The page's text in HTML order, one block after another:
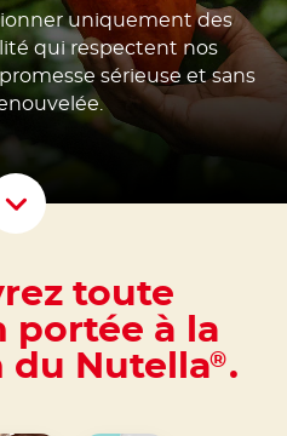
uniquement des
qui respectent nos
sérieuse et sans
Scroll
toute
portée à la
du Nutella®.